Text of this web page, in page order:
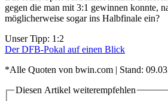
gegen die man mit 3:1 gewinnen konnte,
möglicherweise sogar ins Halbfinale ein?
Unser Tipp: 1:2
Der DFB-Pokal auf einen Blick
*Alle Quoten von bwin.com | Stand:
Diesen Artikel weiterempfehlen